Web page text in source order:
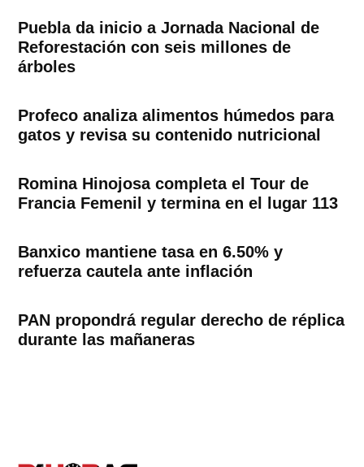
Puebla da inicio a Jornada Nacional de
Reforestación con seis millones de
árboles
Profeco analiza alimentos húmedos para
gatos y revisa su contenido nutricional
Romina Hinojosa completa el Tour de
Francia Femenil y termina en el lugar 113
Banxico mantiene tasa en 6.50% y
refuerza cautela ante inflación
PAN propondrá regular derecho de réplica
durante las mañaneras